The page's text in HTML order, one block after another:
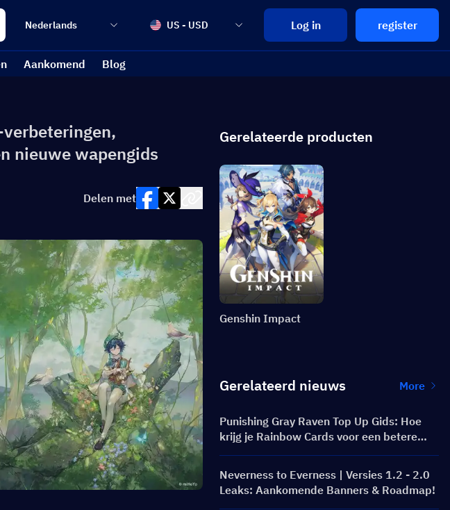
Nederlands US - USD Log in register
Aankomend Blog
nieuwe wapengids
Delen met
Gerelateerde producten
Genshin Impact
Gerelateerd nieuws More
Punishing Gray Raven Top Up Gids: Hoe
krijg je Rainbow Cards voor een betere
prijs?
Neverness to Everness | Versies 1.2 - 2.0
Leaks: Aankomende Banners & Roadmap!